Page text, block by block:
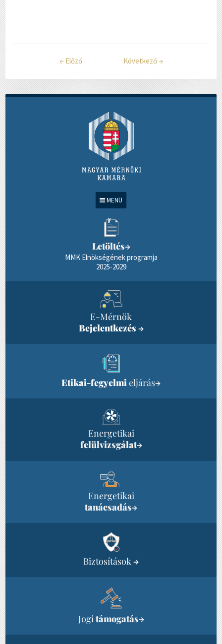
MENÜ
Letöltés→
MMK Elnökségének programja
2025-2029
E-Mérnök
Bejelentkezés →
Etikai-fegyelmi eljárás→
Energetikai
felülvizsgálat→
Energetikai
tanácsadás→
Biztosítások→
Jogi támogatás→
← Előző Következő→